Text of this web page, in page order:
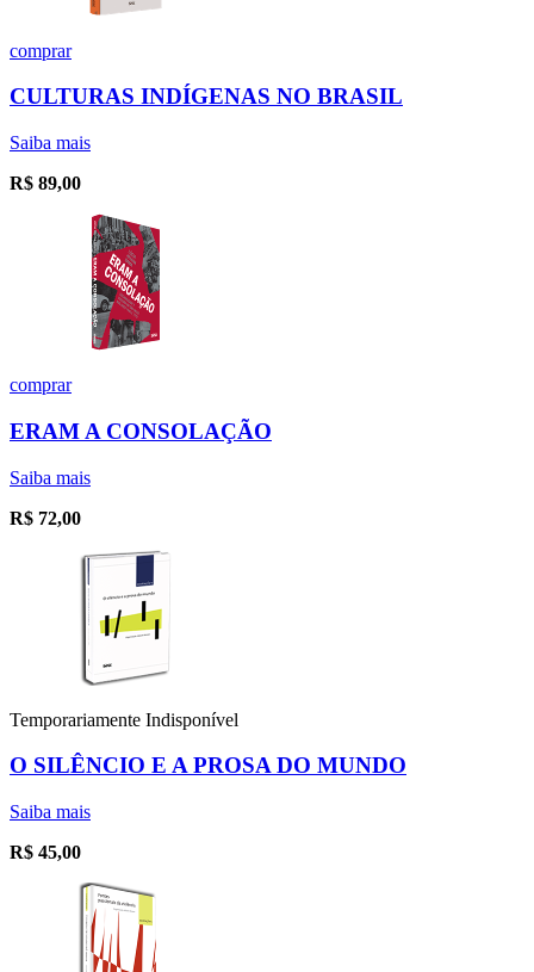
comprar
CULTURAS INDÍGENAS NO BRASIL
Saiba mais
R$ 89,00
comprar
ERAM A CONSOLAÇÃO
Saiba mais
R$ 72,00
Temporariamente Indisponível
O SILÊNCIO E A PROSA DO MUNDO
Saiba mais
R$ 45,00